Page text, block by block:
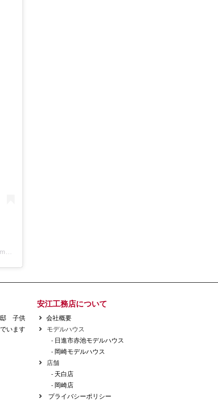
邸 子供
います
安江工務店について
会社概要
モデルハウス
- 日進市赤池モデルハウス
- 岡崎モデルハウス
店舗
- 天白店
- 岡崎店
プライバシーポリシー